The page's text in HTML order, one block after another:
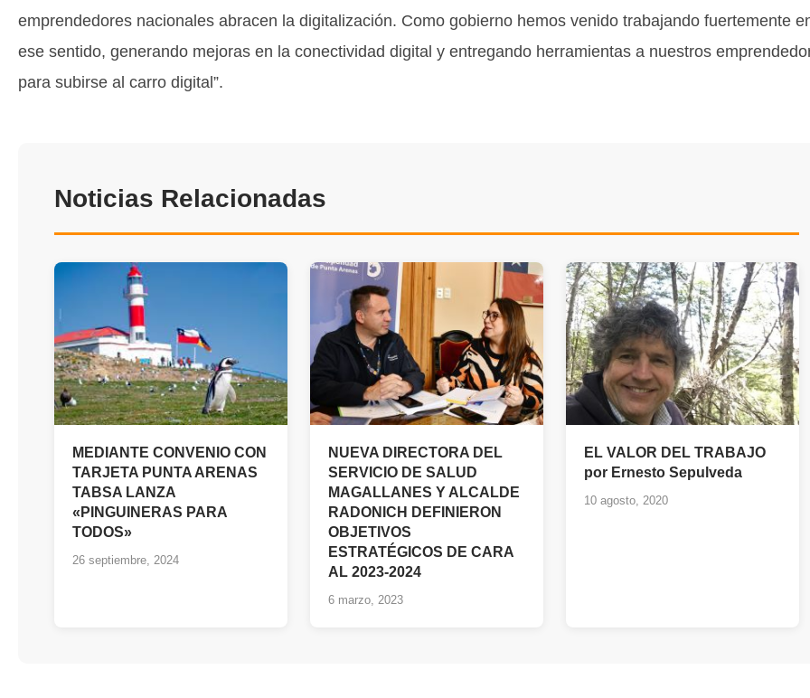
emprendedores nacionales abracen la digitalización. Como gobierno hemos venido trabajando fuertemente
ese sentido, generando mejoras en la conectividad digital y entregando herramientas a nuestros
para subirse al carro digital”.
Noticias Relacionadas
MEDIANTE CONVENIO CON
TARJETA PUNTA ARENAS
TABSA LANZA
«PINGUINERAS PARA
TODOS»
26 septiembre, 2024
NUEVA DIRECTORA DEL
SERVICIO DE SALUD
MAGALLANES Y ALCALDE
RADONICH DEFINIERON
OBJETIVOS
ESTRATÉGICOS DE CARA
AL 2023-2024
6 marzo, 2023
EL VALOR DEL TRABAJO
por Ernesto Sepulveda
10 agosto, 2020